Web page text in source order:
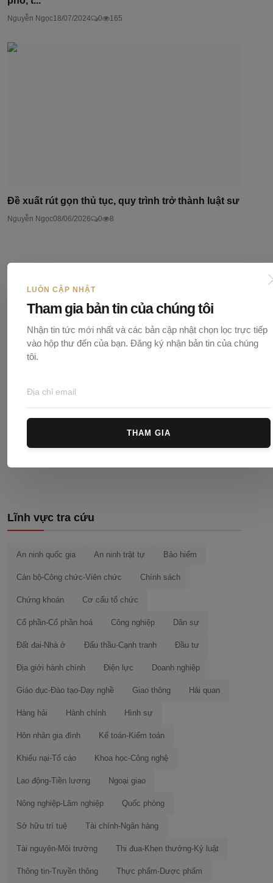
Nguyễn Ngọc18/07/2024 0 165
Đề xuất rút gọn thủ tục, quy trình trở thành luật sư
Nguyễn Ngọc08/06/2026 0 8
Bình luận (
Đăng bình luận
Lĩnh vực tra cứu
An ninh quốc gia An ninh trật tự Bảo hiểm
Cán bộ-Công chức-Viên chức Chính sách
Chứng khoán Cơ cấu tổ chức
Cổ phần-Cổ phần hoá Công nghiệp Dân sự
Đất đai-Nhà ở Đấu thầu-Cạnh tranh Đầu tư
Địa giới hành chính Điện lực Doanh nghiệp
Giáo dục-Đào tạo-Dạy nghề Giao thông Hải quan
Hàng hải Hành chính Hình sự
Hôn nhân gia đình Kế toán-Kiểm toán
Khiếu nại-Tố cáo Khoa học-Công nghệ
Lao động-Tiền lương Ngoại giao
Nông nghiệp-Lâm nghiệp Quốc phòng
Sở hữu trí tuệ Tài chính-Ngân hàng
Tài nguyên-Môi trường Thi đua-Khen thưởng-Kỷ luật
Thông tin-Truyền thông Thực phẩm-Dược phẩm
LUÔN CẬP NHẬT
Tham gia bản tin của chúng tôi
Nhận tin tức mới nhất và các bản cập nhật chọn lọc trực tiếp
vào hộp thư đến của bạn. Đăng ký nhận bản tin của chúng
tôi.
THAM GIA